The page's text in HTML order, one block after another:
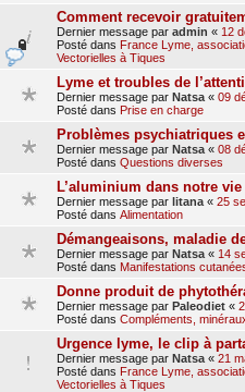
Comment recevoir
Dernier message par admin « 12
Posté dans France Lyme,
Vectorielles à Tiques
Lyme et troubles de
Dernier message par Natsa « 09
Posté dans Prise en charge
Problèmes psychiatriques
Dernier message par Natsa « 08
Posté dans Questions diverses
L’aluminium dans notre
Dernier message par litana « 25
Posté dans Alimentation
Démangeaisons, maladie
Dernier message par Natsa « 14
Posté dans Manifestations
Donne produit de
Dernier message par Paleodiet «
Posté dans Compléments,
Urgence lyme, le clip à
Dernier message par Natsa « 21
Posté dans France Lyme,
Vectorielles à Tiques